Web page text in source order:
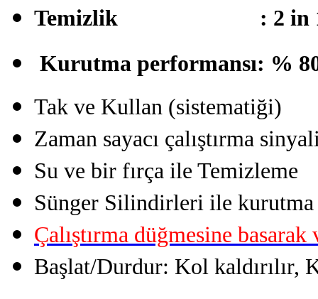
Temizlik : 2 in 1 =
Kurutma performansı: %
Tak ve Kullan (sistematiği)
Zaman sayacı çalıştırma
Su ve bir fırça ile Temizleme
Sünger Silindirleri ile kurutma
Çalıştırma düğmesine
Başlat/Durdur: Kol